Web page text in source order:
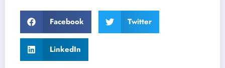
Facebook Twitter
LinkedIn